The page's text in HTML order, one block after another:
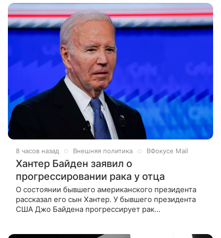
8 часов назад Внешняя политика ВФокусе Mail
Хантер Байден заявил о
прогрессировании рака у отца
О состоянии бывшего американского президента
рассказал его сын Хантер. У бывшего президента
США Джо Байдена прогрессирует рак